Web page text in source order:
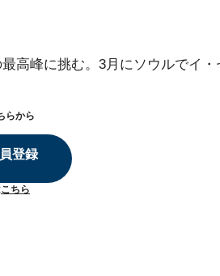
高峰に挑む。3月にソウルでイ・
らから
登録
こちら